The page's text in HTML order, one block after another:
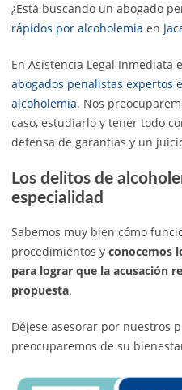
¿Está buscando un abogado
rápidos por alcoholemia en
En Asistencia Legal Inmediata
abogados penalistas expertos
alcoholemia. Nos
caso, estudiarlo y tener todo
defensa de garantías y un
Los delitos de
especialidad
Sabemos muy bien cómo
procedimientos y conocemos
para lograr que la acusación
propuesta.
Déjese asesorar por nuestros
preocuparemos de su